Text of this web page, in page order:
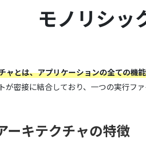
モノリシッ
ャとは、アプリケーションの全ての機
が密接に結合しており、一つの実行フ
ーキテクチャの特徴